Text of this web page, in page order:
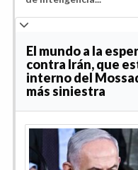
El mundo a la
contra Irán, que
interno del
más siniestra